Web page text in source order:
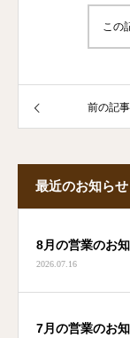
この
前の記事
最近のお知らせ
8月の営業のお
2026.07.16
7月の営業のお